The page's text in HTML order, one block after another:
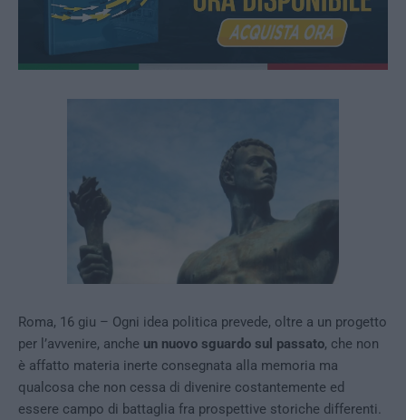
Roma, 16 giu – Ogni idea politica prevede, oltre a un progetto
per l’avvenire, anche un nuovo sguardo sul passato, che non
è affatto materia inerte consegnata alla memoria ma
qualcosa che non cessa di divenire costantemente ed
essere campo di battaglia fra prospettive storiche differenti.